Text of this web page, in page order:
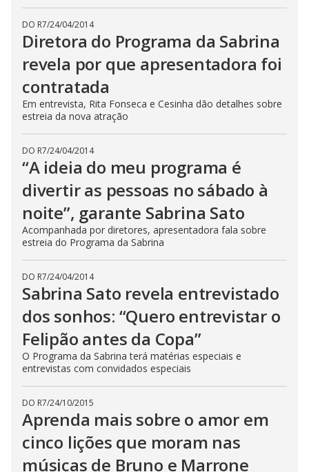
DO R7/24/04/2014
Diretora do Programa da Sabrina
revela por que apresentadora foi
contratada
Em entrevista, Rita Fonseca e Cesinha dão detalhes sobre
estreia da nova atração
DO R7/24/04/2014
“A ideia do meu programa é
divertir as pessoas no sábado à
noite”, garante Sabrina Sato
Acompanhada por diretores, apresentadora fala sobre
estreia do Programa da Sabrina
DO R7/24/04/2014
Sabrina Sato revela entrevistado
dos sonhos: “Quero entrevistar o
Felipão antes da Copa”
O Programa da Sabrina terá matérias especiais e
entrevistas com convidados especiais
DO R7/24/10/2015
Aprenda mais sobre o amor em
cinco lições que moram nas
músicas de Bruno e Marrone